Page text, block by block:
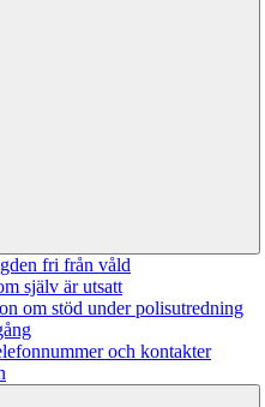
fri från våld
själv är utsatt
om stöd under polisutredning
och kontakter